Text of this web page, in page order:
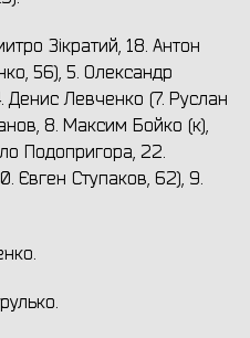
Зікратий, 18. Антон
56), 5. Олександр
Денис Левченко (7. Руслан
8. Максим Бойко (к),
Подопригора, 22.
Євген Ступаков, 62), 9.